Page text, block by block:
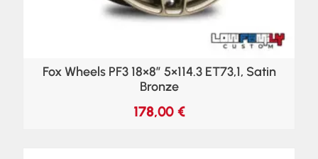
Fox Wheels PF3 18×8″ 5×114.3 ET73,1, Satin
Bronze
178,00 €